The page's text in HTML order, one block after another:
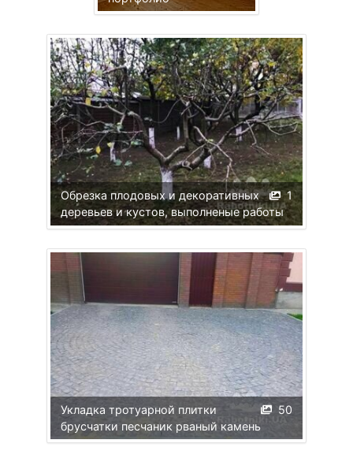
1
Обрезка плодовых и декоративных
деревьев и кустов, выполненые работы
50
Укладка тротуарной плитки
брусчатки песчаник рваный камень